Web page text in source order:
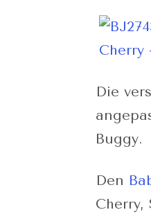
Die
Buggy.
Den
Cherry,